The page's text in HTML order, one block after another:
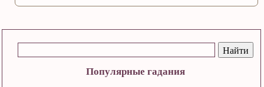
Популярные гадания